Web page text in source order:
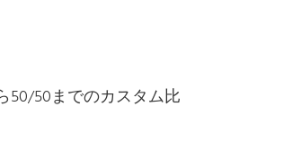
50/50までのカスタム比